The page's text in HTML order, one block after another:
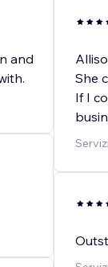
and
She
If I